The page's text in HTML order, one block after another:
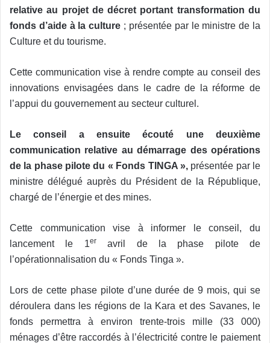
relative au projet de décret portant transformation du
fonds d’aide à la culture ; présentée par le ministre de la
Culture et du tourisme.
Cette communication vise à rendre compte au conseil des
innovations envisagées dans le cadre de la réforme de
l’appui du gouvernement au secteur culturel.
Le conseil a ensuite écouté une deuxième
communication relative au démarrage des opérations
de la phase pilote du « Fonds TINGA »,présentée par le
ministre délégué auprès du Président de la République,
chargé de l’énergie et des mines.
Cette communication vise à informer le conseil, du
lancement le 1er
avril de la phase pilote de
l’opérationnalisation du « Fonds Tinga ».
Lors de cette phase pilote d’une durée de 9 mois, qui se
déroulera dans les régions de la Kara et des Savanes, le
fonds permettra à environ trente-trois mille (33 000)
ménages d’être raccordés à l’électricité contre le paiement